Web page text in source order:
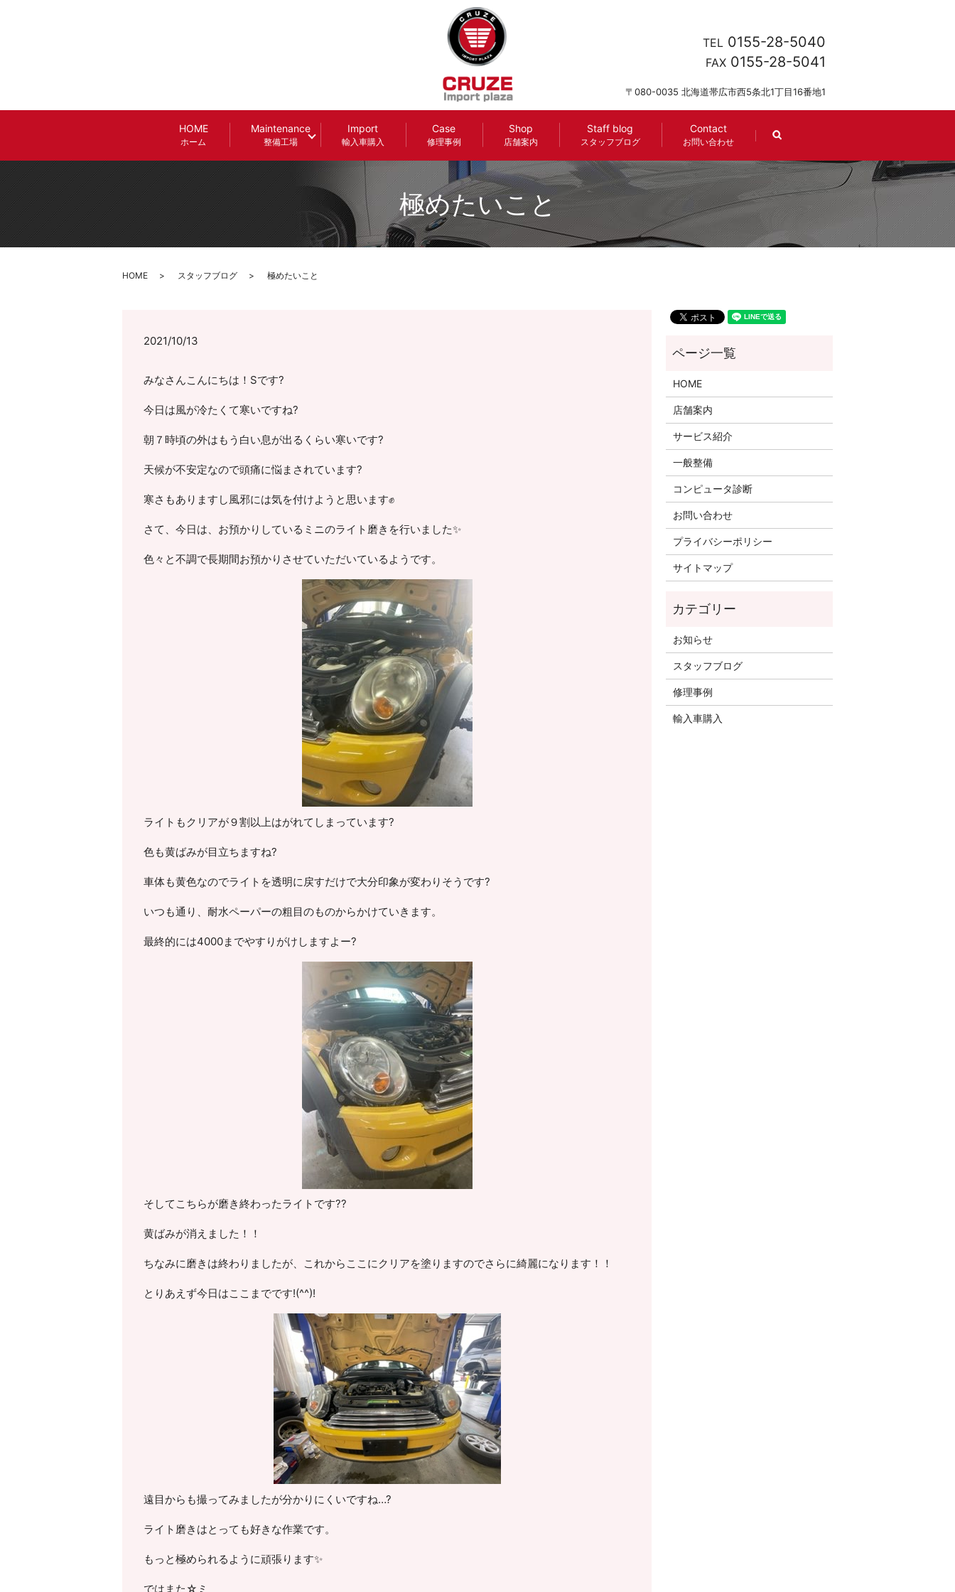
HOME
ホーム
Maintenance
整備工場
Import
輸入車購入
Case
修理事例
Shop
店舗案内
Staff blog
スタッフブログ
Contact
お問い合わせ search
TEL 0155-28-5040
FAX 0155-28-5041
〒080-0035 北海道帯広市西5条北1丁目16番地1
極めたいこと
HOME スタッフブログ 極めたいこと
2021/10/13
みなさんこんにちは！Sです?
今日は風が冷たくて寒いですね?
朝７時頃の外はもう白い息が出るくらい寒いです?
天候が不安定なので頭痛に悩まされています?
寒さもありますし風邪には気を付けようと思います✊
さて、今日は、お預かりしているミニのライト磨きを行いました✨
色々と不調で長期間お預かりさせていただいているようです。
ライトもクリアが９割以上はがれてしまっています?
色も黄ばみが目立ちますね?
車体も黄色なのでライトを透明に戻すだけで大分印象が変わりそうです?
いつも通り、耐水ペーパーの粗目のものからかけていきます。
最終的には4000までやすりがけしますよー?
そしてこちらが磨き終わったライトです??
黄ばみが消えました！！
ちなみに磨きは終わりましたが、これからここにクリアを塗りますのでさらに綺麗になります！！
とりあえず今日はここまでです!(^^)!
遠目からも撮ってみましたが分かりにくいですね…?
ライト磨きはとっても好きな作業です。
もっと極められるように頑張ります✨
ではまた☆ミ
HOME
店舗案内
サービス紹介
一般整備
コンピュータ診断
お問い合わせ
プライバシーポリシー
サイトマップ
お知らせ
スタッフブログ
修理事例
輸入車購入